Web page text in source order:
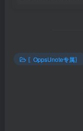
〖OppsUnote专属〗